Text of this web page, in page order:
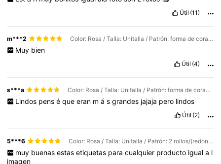
Útil (11)
m***2 Color: Rosa / Talla: Unitalla / Patrón: forma de corazon
Muy bien
Útil (4)
s***a Color: Rosa / Talla: Unitalla / Patrón: forma de corazon
Lindos pens é que eran m á s grandes jajaja pero lindos
Útil (2)
5***6 Color: Rosa / Talla: Unitalla / Patrón: 2 rollos/(redondos en forma de corazón)
muy buenas estas etiquetas para cualquier producto igual a l
imagen